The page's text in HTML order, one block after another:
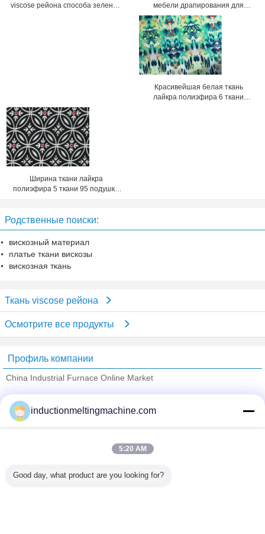
viscose рейона способа зеленая
мебели драпирования для
Sportswear
Красивейшая белая ткань
лайкра полиэфира 6 ткани
Ширина ткани лайкра
полиэфира 5 ткани 95 подушки
Родственные поиски:
вискозный материал
платье ткани вискозы
вискозная ткань
Ткань viscose рейона
Осмотрите все продукты
Профиль компании
China Industrial Furnace Online Market
Trust Seal
Verified Suplier
Все продукты
inductionmeltingmachine.com
5:20 AM
Good day, what product are you looking for?